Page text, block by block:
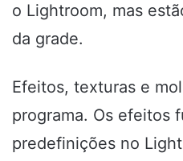
o Lightroom, mas
da grade.
Efeitos, texturas e
programa. Os efeitos
predefinições no